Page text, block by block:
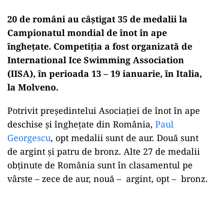
20 de români au câștigat 35 de medalii la
Campionatul mondial de înot în ape
înghețate. Competiția a fost organizată de
International Ice Swimming Association
(IISA), în perioada 13 – 19 ianuarie, în Italia,
la Molveno.
Potrivit președintelui Asociației de înot în ape
deschise și înghețate din România, Paul
Georgescu, opt medalii sunt de aur. Două sunt
de argint și patru de bronz. Alte 27 de medalii
obținute de România sunt în clasamentul pe
vârste – zece de aur, nouă – argint, opt – bronz.